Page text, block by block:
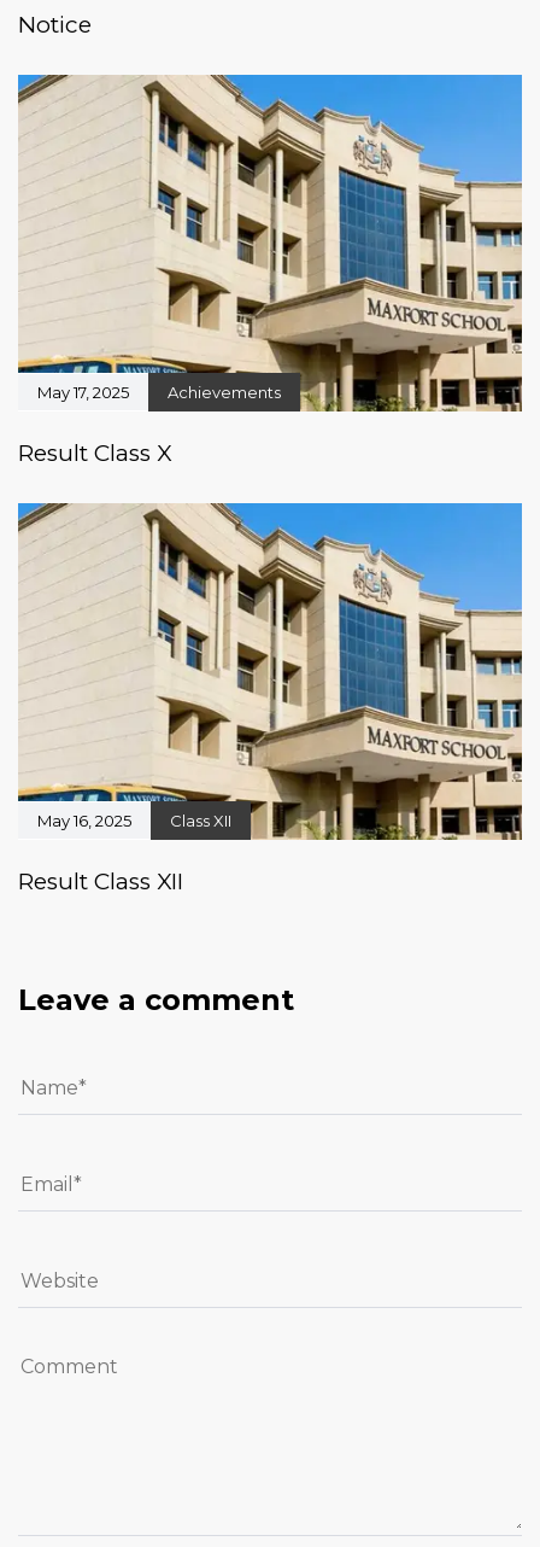
Notice
May 17, 2025 Achievements
Result Class X
May 16, 2025 Class XII
Result Class XII
Leave a comment